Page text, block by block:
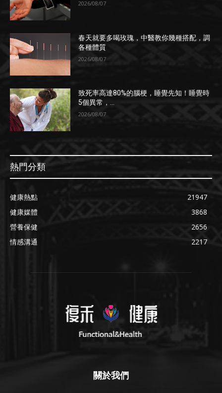
2026/08/07
春天就要多喝玫瑰，中醫教你幾種搭配，調
各種體質
2026/08/07
致死率高達80%的腦梗，睡覺先知！睡覺時
5個異常，...
2026/08/07
熱門分類
健康熱點
21947
健康媒體
3868
營養保健
2656
情感溝通
2217
關於我們